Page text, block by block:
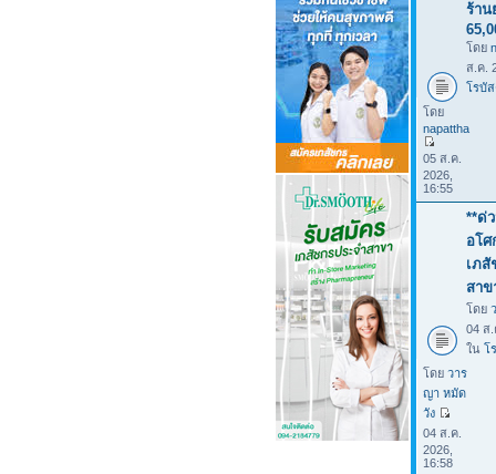
ร้าน
โดย
ส.ค.
โรบั
โดย
napattha
05 ส.ค.
2026,
16:55
**ด่
อโ
เภสั
สาข
โดย
04 ส.
ใน โ
โดย วาร
ญา หมัด
วัง
04 ส.ค.
2026,
16:58